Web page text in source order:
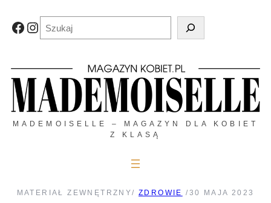
treściFacebook
Instagram
MADEMOISELLE – MAGAZYN DLA KOBIET
Z KLASĄ
MATERIAŁ ZEWNĘTRZNY/ ZDROWIE / 30 MAJA 2023